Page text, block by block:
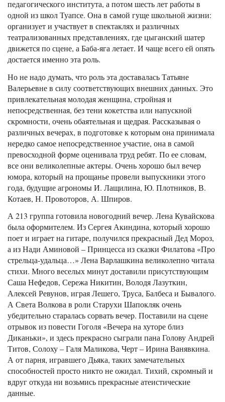
педагогического института, а потом шесть лет работы в
одной из школ Туапсе. Она в самой гуще школьной жизни:
организует и участвует в спектаклях и различных
театрализованных представлениях, где цыганский шатер
движется по сцене, а Баба-яга летает. И чаще всего ей опять
достается именно эта роль.
Но не надо думать, что роль эта доставалась Татьяне
Валерьевне в силу соответствующих внешних данных. Это
привлекательная молодая женщина, стройная и
непосредственная, без тени кокетства или напускной
скромности, очень обаятельная и щедрая. Рассказывая о
различных вечерах, в подготовке к которым она принимала
нередко самое непосредственное участие, она в самой
превосходной форме оценивала труд ребят. По ее словам,
все они великолепные актеры. Очень хорошо был вечер
юмора, который на прощанье провели выпускники этого
года, будущие агрономы И. Лащилина, Ю. Плотников, В.
Котаев, Н. Провоторов, А. Шпиров.
А 213 группа готовила новогодний вечер. Лена Кувайскова
была оформителем. Из Сергея Акиндина, который хорошо
поет и играет на гитаре, получился прекрасный Дед Мороз,
а из Нади Аминовой – Принцесса из сказки Филатова «Про
стрельца-удальца…» Лена Варлашкина великолепно читала
стихи. Много веселых минут доставили присутствующим
Саша Нефедов, Сережа Никитин, Володя Лазуткин,
Алексей Ревунов, играя Лешего, Труса, Балбеса и Бывалого.
А Света Волкова в роли Старухи Шапокляк очень
убедительно старалась сорвать вечер. Поставили на сцене
отрывок из повести Гоголя «Вечера на хуторе близ
Диканьки», и здесь прекрасно сыграли пана Голову Андрей
Титов, Солоху – Галя Маликова, Черт – Ирина Ванявкина.
А от парня, игравшего Дьяка, таких замечательных
способностей просто никто не ожидал. Тихий, скромный и
вдруг откуда ни возьмись прекрасные атеистические
данные.